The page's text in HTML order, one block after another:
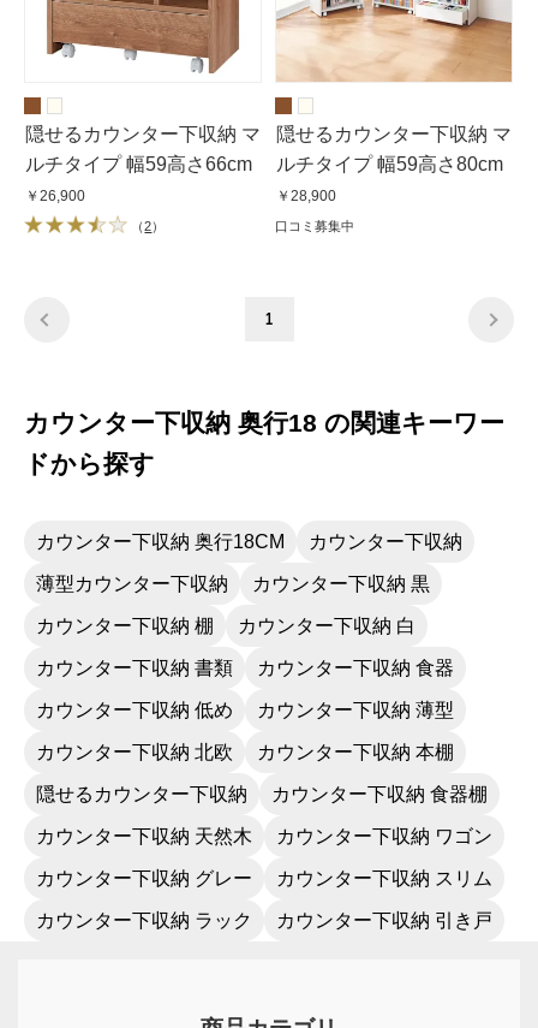
隠せるカウンター下収納 マ
ルチタイプ 幅59高さ66cm
￥26,900
（2）
隠せるカウンター下収納 マ
ルチタイプ 幅59高さ80cm
￥28,900
口コミ募集中
1
カウンター下収納 奥行18 の関連キーワー
ドから探す
カウンター下収納 奥行18CM カウンター下収納
薄型カウンター下収納 カウンター下収納 黒
カウンター下収納 棚 カウンター下収納 白
カウンター下収納 書類 カウンター下収納 食器
カウンター下収納 低め カウンター下収納 薄型
カウンター下収納 北欧 カウンター下収納 本棚
隠せるカウンター下収納 カウンター下収納 食器棚
カウンター下収納 天然木 カウンター下収納 ワゴン
カウンター下収納 グレー カウンター下収納 スリム
カウンター下収納 ラック カウンター下収納 引き戸